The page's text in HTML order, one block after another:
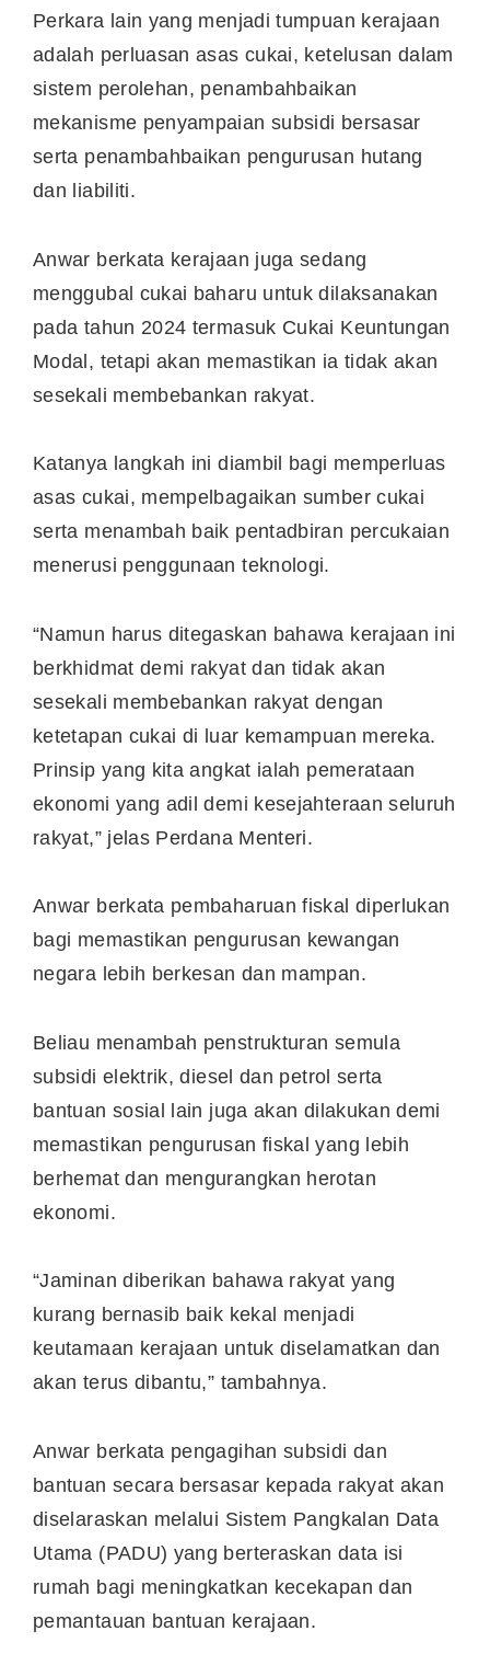
Perkara lain yang menjadi tumpuan kerajaan
adalah perluasan asas cukai, ketelusan dalam
sistem perolehan, penambahbaikan
mekanisme penyampaian subsidi bersasar
serta penambahbaikan pengurusan hutang
dan liabiliti.
Anwar berkata kerajaan juga sedang
menggubal cukai baharu untuk dilaksanakan
pada tahun 2024 termasuk Cukai Keuntungan
Modal, tetapi akan memastikan ia tidak akan
sesekali membebankan rakyat.
Katanya langkah ini diambil bagi memperluas
asas cukai, mempelbagaikan sumber cukai
serta menambah baik pentadbiran percukaian
menerusi penggunaan teknologi.
“Namun harus ditegaskan bahawa kerajaan ini
berkhidmat demi rakyat dan tidak akan
sesekali membebankan rakyat dengan
ketetapan cukai di luar kemampuan mereka.
Prinsip yang kita angkat ialah pemerataan
ekonomi yang adil demi kesejahteraan seluruh
rakyat,” jelas Perdana Menteri.
Anwar berkata pembaharuan fiskal diperlukan
bagi memastikan pengurusan kewangan
negara lebih berkesan dan mampan.
Beliau menambah penstrukturan semula
subsidi elektrik, diesel dan petrol serta
bantuan sosial lain juga akan dilakukan demi
memastikan pengurusan fiskal yang lebih
berhemat dan mengurangkan herotan
ekonomi.
“Jaminan diberikan bahawa rakyat yang
kurang bernasib baik kekal menjadi
keutamaan kerajaan untuk diselamatkan dan
akan terus dibantu,” tambahnya.
Anwar berkata pengagihan subsidi dan
bantuan secara bersasar kepada rakyat akan
diselaraskan melalui Sistem Pangkalan Data
Utama (PADU) yang berteraskan data isi
rumah bagi meningkatkan kecekapan dan
pemantauan bantuan kerajaan.